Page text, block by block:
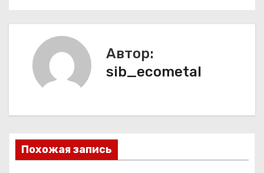
о
з
а
Автор:
sib_ecometal
Похожая запись